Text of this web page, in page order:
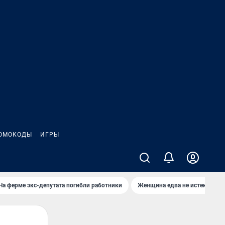
ИГРЫ
ферме экс-депутата погибли работники Женщина едва не истекла